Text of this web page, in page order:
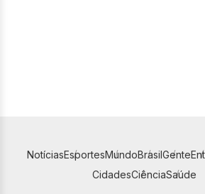
NotíciasEsportesMundoBrasilGente
CidadesCiênciaSaúde